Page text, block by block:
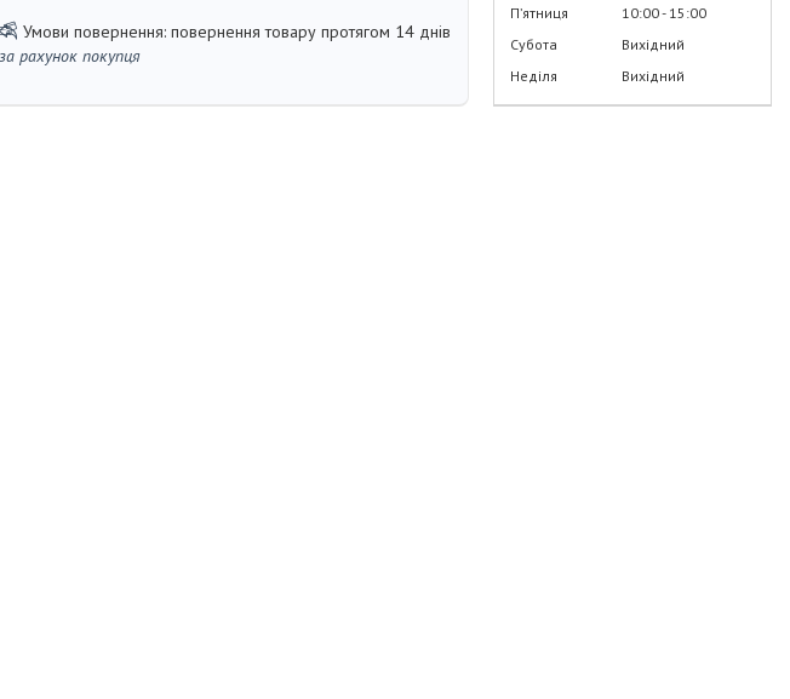
повернення товару протягом 14 днів
за рахунок покупця
Пʼятниця
10:00 15:00
Субота
Вихідний
Неділя
Вихідний